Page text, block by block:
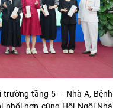
tầng 5 – Nhà A, Bệnh
phối hợp cùng Hội Ngôi Nhà